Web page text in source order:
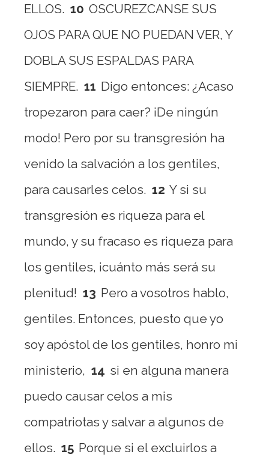
ELLOS. 10 OSCUREZCANSE SUS
OJOS PARA QUE NO PUEDAN VER, Y
DOBLA SUS ESPALDAS PARA
SIEMPRE. 11 Digo entonces: ¿Acaso
tropezaron para caer? ¡De ningún
modo! Pero por su transgresión ha
venido la salvación a los gentiles,
para causarles celos. 12 Y si su
transgresión es riqueza para el
mundo, y su fracaso es riqueza para
los gentiles, ¡cuánto más será su
plenitud! 13 Pero a vosotros hablo,
gentiles. Entonces, puesto que yo
soy apóstol de los gentiles, honro mi
ministerio, 14 si en alguna manera
puedo causar celos a mis
compatriotas y salvar a algunos de
ellos. 15 Porque si el excluirlos a